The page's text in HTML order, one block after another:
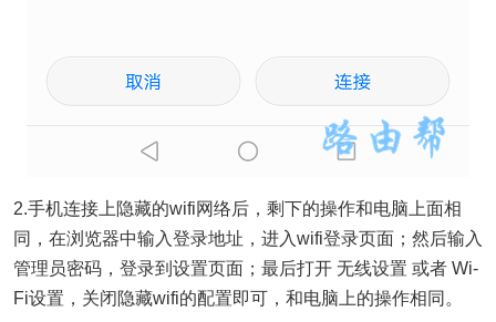
2.手机连接上隐藏的wifi网络后，剩下的操作和电脑上面相
同，在浏览器中输入登录地址，进入wifi登录页面；然后输入
管理员密码，登录到设置页面；最后打开 无线设置 或者 Wi-
Fi设置，关闭隐藏wifi的配置即可，和电脑上的操作相同。